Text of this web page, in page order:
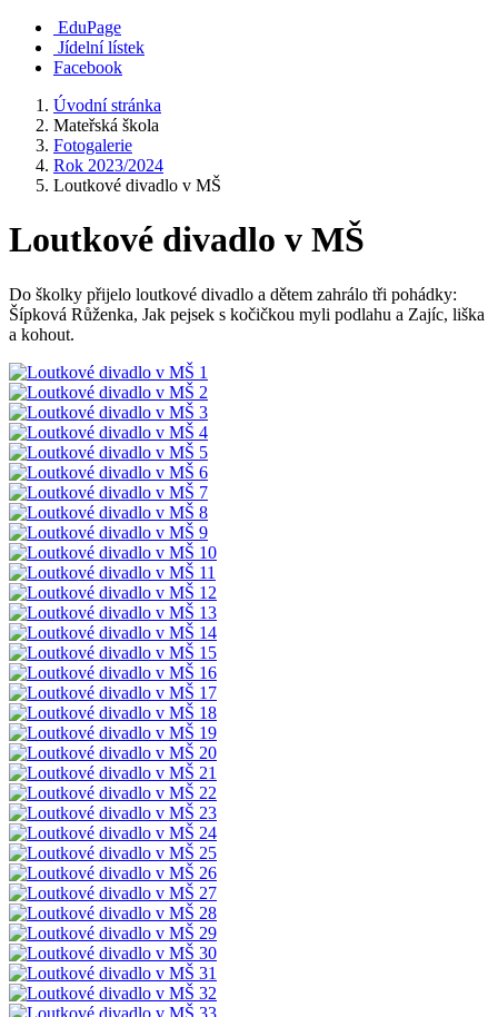
EduPage
Jídelní lístek
Facebook
Úvodní stránka
Mateřská škola
Fotogalerie
Rok 2023/2024
Loutkové divadlo v MŠ
Loutkové divadlo v MŠ
Do školky přijelo loutkové divadlo a dětem zahrálo tři pohádky:
Šípková Růženka, Jak pejsek s kočičkou myli podlahu a Zajíc, liška
a kohout.